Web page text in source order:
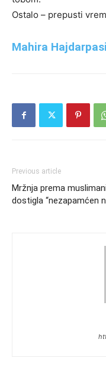
Ostalo – prepusti
Mahira
Previous article
Mržnja prema
dostigla “nezapamćen